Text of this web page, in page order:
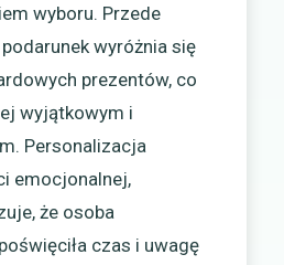
wyboru. Przede
wyróżnia się
prezentów, co
wyjątkowym i
Personalizacja
emocjonalnej,
że osoba
czas i uwagę